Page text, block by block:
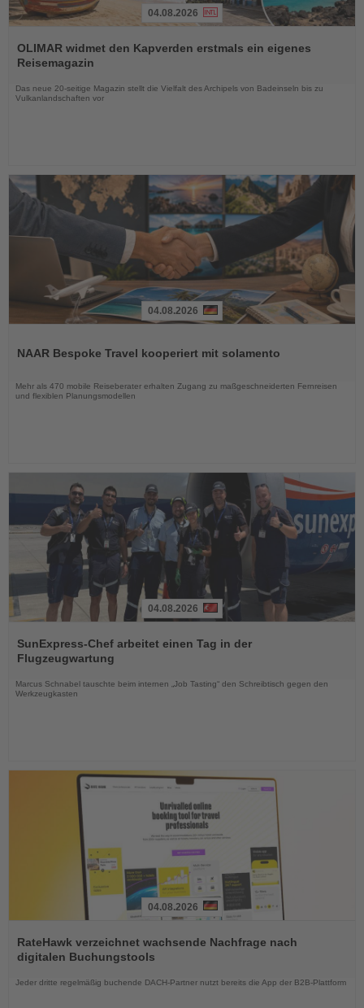
Sie
die
Nachrichten
04.08.2026
OLIMAR widmet den Kapverden erstmals ein eigenes
Reisemagazin
Das neue 20-seitige Magazin stellt die Vielfalt des Archipels von Badeinseln bis zu
Vulkanlandschaften vor
die
04.08.2026
NAAR Bespoke Travel kooperiert mit solamento
Mehr als 470 mobile Reiseberater erhalten Zugang zu maßgeschneiderten Fernreisen
und flexiblen Planungsmodellen
Sie
die
Nachrichten
04.08.2026
SunExpress-Chef arbeitet einen Tag in der
Flugzeugwartung
Marcus Schnabel tauschte beim internen „Job Tasting“ den Schreibtisch gegen den
Werkzeugkasten
Sie
die
Nachrichten
04.08.2026
RateHawk verzeichnet wachsende Nachfrage nach
digitalen Buchungstools
Jeder dritte regelmäßig buchende DACH-Partner nutzt bereits die App der B2B-Plattform